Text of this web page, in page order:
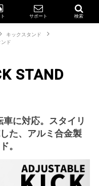
サポート 検索
キックスタンド
ド
STAND
に対応。スタイリ
た、アルミ合金製
。